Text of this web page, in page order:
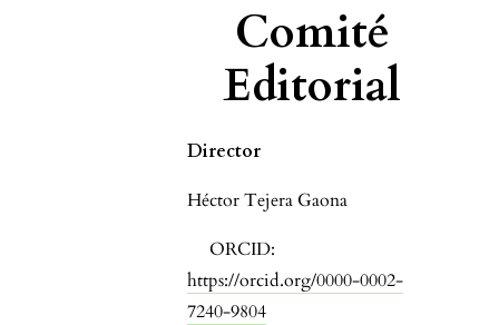
Comité
Editorial
Director
Héctor Tejera Gaona
ORCID:
https://orcid.org/0000-0002-
7240-9804